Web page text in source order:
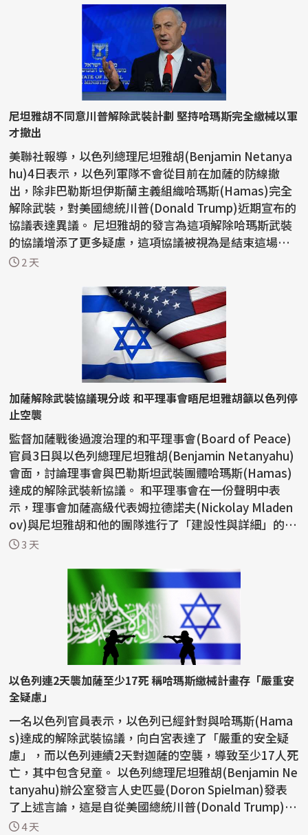
尼坦雅胡不同意川普解除武裝計劃 堅持哈瑪斯完全繳械以軍
才撤出
美聯社報導，以色列總理尼坦雅胡(Benjamin Netanya
hu)4日表示，以色列軍隊不會從目前在加薩的防線撤
出，除非巴勒斯坦伊斯蘭主義組織哈瑪斯(Hamas)完全
解除武裝，對美國總統川普(Donald Trump)近期宣布的
協議表達異議。 尼坦雅胡的發言為這項解除哈瑪斯武裝
的協議增添了更多疑慮，這項協議被視為是結束這場戰
爭的突破...
2 天
加薩解除武裝協議現分歧 和平理事會晤尼坦雅胡籲以色列停
止空襲
監督加薩戰後過渡治理的和平理事會(Board of Peace)
官員3日與以色列總理尼坦雅胡(Benjamin Netanyahu)
會面，討論理事會與巴勒斯坦武裝團體哈瑪斯(Hamas)
達成的解除武裝新協議。 和平理事會在一份聲明中表
示，理事會加薩高級代表姆拉德諾夫(Nickolay Mladen
ov)與尼坦雅胡和他的團隊進行了「建設性與詳細」的會
談。 ...
3 天
以色列連2天襲加薩至少17死 稱哈瑪斯繳械計畫存「嚴重安
全疑慮」
一名以色列官員表示，以色列已經針對與哈瑪斯(Hama
s)達成的解除武裝協議，向白宮表達了「嚴重的安全疑
慮」，而以色列連續2天對迦薩的空襲，導致至少17人死
亡，其中包含兒童。 以色列總理尼坦雅胡(Benjamin Ne
tanyahu)辦公室發言人史匹曼(Doron Spielman)發表
了上述言論，這是自從美國總統川普(Donald Trump)宣
布這...
4 天